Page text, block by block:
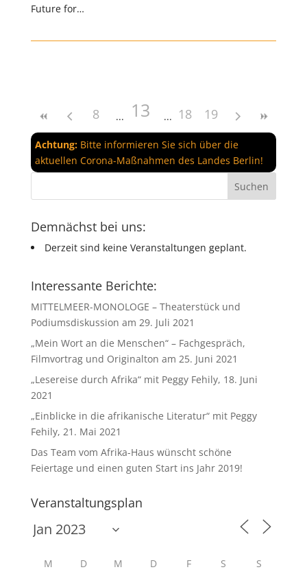
Future for…
8 13 18 19
Achtung:Bitte informieren Sie sich über die
aktuellen Corona-Maßnahmen des Landes Berlin!
Demnächst bei uns:
Derzeit sind keine Veranstaltungen geplant.
Interessante Berichte:
MITTELMEER-MONOLOGE – Theaterstück und
Podiumsdiskussion am 29. Juli 2021
„Mein Wort an die Menschen“ – Fachgespräch,
Filmvortrag und Originalton am 25. Juni 2021
„Lesereise durch Afrika“ mit Peggy Fehily, 18. Juni
2021
„Einblicke in die afrikanische Literatur“ mit Peggy
Fehily, 21. Mai 2021
Das Team vom Afrika-Haus wünscht schöne
Feiertage und einen guten Start ins Jahr 2019!
Veranstaltungsplan
M D M D F S S